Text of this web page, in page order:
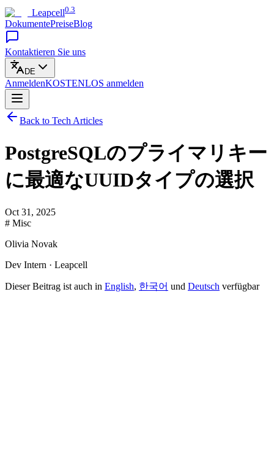
Leapcell0.3
DokumentePreiseBlog
Kontaktieren Sie uns
DE
AnmeldenKOSTENLOS anmelden
Back to Tech Articles
PostgreSQLのプライマリキー
に最適なUUIDタイプの選択
Oct 31, 2025
# Misc
Olivia Novak
Dev Intern · Leapcell
Dieser Beitrag ist auch in English, 한국어 und Deutsch verfügbar